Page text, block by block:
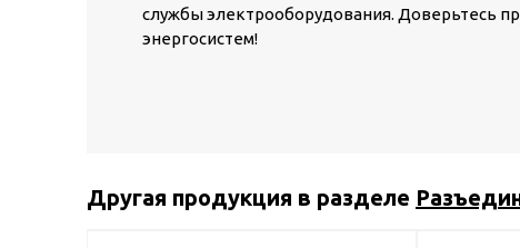
службы электрооборудования. Доверьтесь
энергосистем!
Другая продукция в разделе